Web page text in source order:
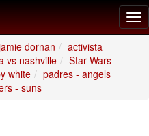
dornan
activista
vs nashville
Star Wars
white
padres - angels
- suns